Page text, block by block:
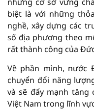
biệt là với những
nghề, xây dựng các
số địa phương theo
rất thành công của
Về phần mình, nước
chuyển đổi năng
và sẽ đẩy mạnh
Việt Nam trong lĩnh